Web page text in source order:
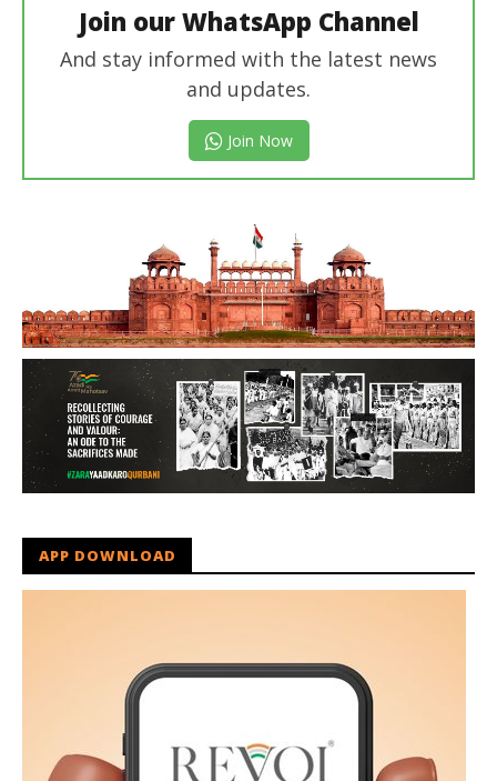
Join our WhatsApp Channel
And stay informed with the latest news
and updates.
Join Now
APP DOWNLOAD